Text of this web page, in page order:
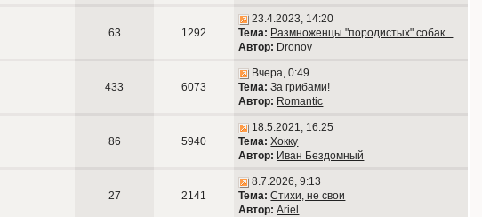
63 1292
23.4.2023, 14:20
Тема: Размноженцы "породистых" собак...
Автор: Dronov
433 6073
Вчера, 0:49
Тема: За грибами!
Автор: Romantic
86 5940
18.5.2021, 16:25
Тема: Хокку
Автор: Иван Бездомный
27 2141
8.7.2026, 9:13
Тема: Стихи, не свои
Автор: Ariel